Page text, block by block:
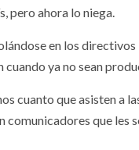
pero ahora lo niega.
en los
cuando ya no sean
cuanto que asisten a
comunicadores que les